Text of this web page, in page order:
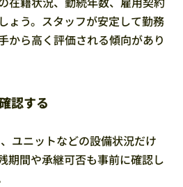
ょう。スタッフが安定して勤務
から高く評価される傾向があり
認する
ユニットなどの設備状況だけ
期間や承継可否も事前に確認し